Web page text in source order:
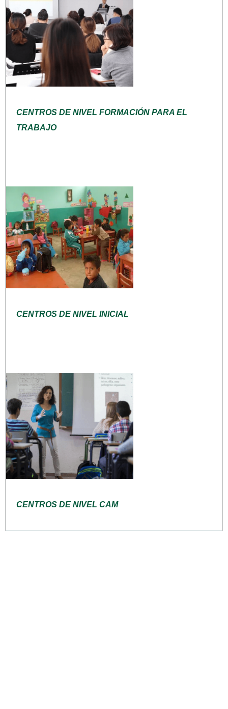
CENTROS DE NIVEL FORMACIÓN PARA EL
TRABAJO
CENTROS DE NIVEL INICIAL
CENTROS DE NIVEL CAM